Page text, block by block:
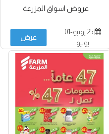
عروض اسواق المزرعة
25 يونيو-01
يوليو
عرض